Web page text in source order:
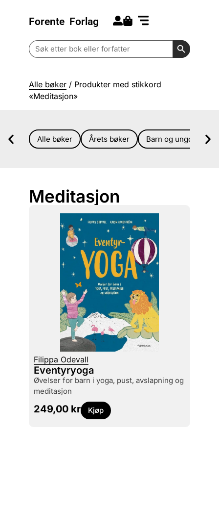
Forente Forlag
Search
for:
Search
Alle bøker / Produkter med stikkord
«Meditasjon»
Alle bøker Årets bøker Barn og ungdom
Meditasjon
Filippa Odevall
Eventyryoga
øvelser for barn i yoga, pust, avslapning og
meditasjon
249,00 kr Kjøp